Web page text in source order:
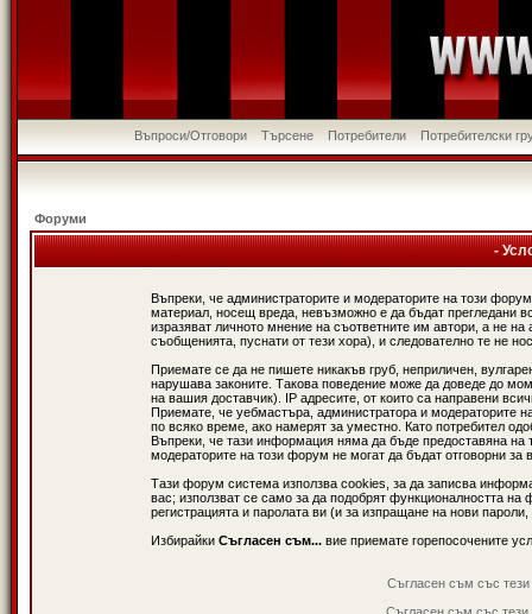
Въпроси/Отговори Търсене Потребители Потребителски
Форуми
-
Въпреки, че администраторите и модераторите на този
материал, носещ вреда, невъзможно е да бъдат прегледани
изразяват личното мнение на съответните им автори, а не
съобщенията, пуснати от тези хора), и следователно те не
Приемате се да не пишете никакъв груб, неприличен,
нарушава законите. Такова поведение може да доведе до
на вашия доставчик). IP адресите, от които са направени
Приемате, че уебмастъра, администратора и модераторите
по всяко време, ако намерят за уместно. Като потребител
Въпреки, че тази информация няма да бъде предоставяна
модераторите на този форум не могат да бъдат отговорни за
Тази форум система използва cookies, за да записва
вас; използват се само за да подобрят функционалността
регистрацията и паролата ви (и за изпращане на нови
Избирайки Съгласен съм... вие приемате горепосочените
Съгласен съм със